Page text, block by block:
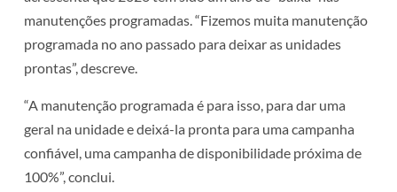
manutenções programadas. “Fizemos muita manutenção
programada no ano passado para deixar as unidades
prontas”, descreve.
“A manutenção programada é para isso, para dar uma
geral na unidade e deixá-la pronta para uma campanha
confiável, uma campanha de disponibilidade próxima de
100%”, conclui.